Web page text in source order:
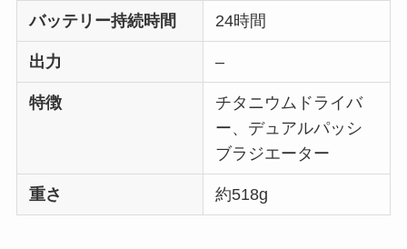
バッテリー持続時間 24時間
出力 –
特徴
チタニウムドライバ
ー、デュアルパッシ
ブラジエーター
重さ 約518g